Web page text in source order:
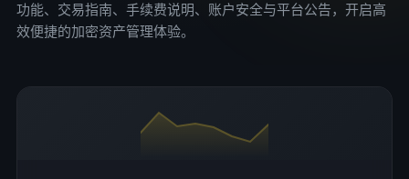
功能、交易指南、手续费说明、账户安全与平台公告，开启高
效便捷的加密资产管理体验。